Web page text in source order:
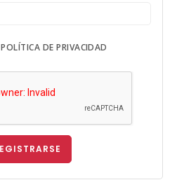
POLÍTICA DE PRIVACIDAD